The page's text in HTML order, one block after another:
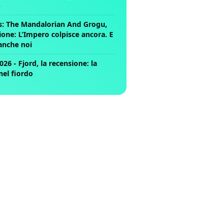
The Mandalorian And Grogu,
L’Impero colpisce ancora. E
noi
- Fjord, la recensione: la
fiordo